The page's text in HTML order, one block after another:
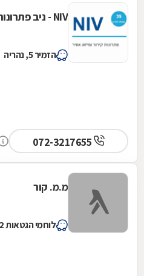
NIV - ניב פתרונות קירור ומיזוג אוויר
הזמיר 5, נהריה
מ.מ. קור
לוחמי הגטאות 2, נהריה